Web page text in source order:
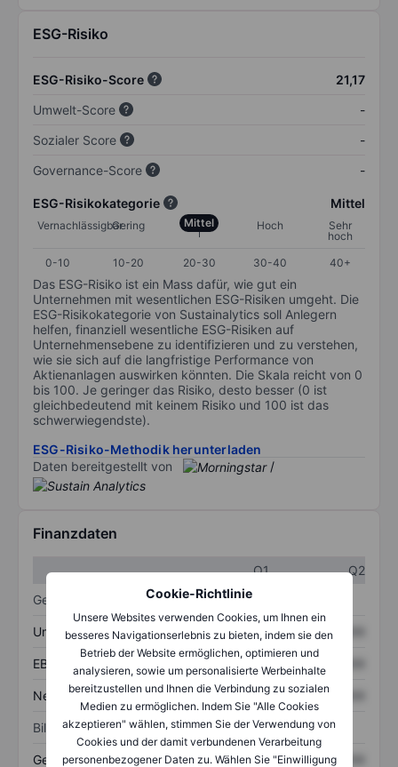
Cookie-Richtlinie
Unsere Websites verwenden Cookies, um Ihnen ein
besseres Navigationserlebnis zu bieten, indem sie den
Betrieb der Website ermöglichen, optimieren und
analysieren, sowie um personalisierte Werbeinhalte
bereitzustellen und Ihnen die Verbindung zu sozialen
Medien zu ermöglichen. Indem Sie "Alle Cookies
akzeptieren" wählen, stimmen Sie der Verwendung von
Cookies und der damit verbundenen Verarbeitung
personenbezogener Daten zu. Wählen Sie "Einwilligung
ESG-Risiko
ESG-Risiko-Score
21,17
Umwelt-Score
-
Sozialer Score
-
Governance-Score
-
ESG-Risikokategorie Mittel
VernachlässigbarGering Mittel Hoch
Sehr
hoch
0-10
10-20 20-30 30-40 40+
Das ESG-Risiko ist ein Mass dafür, wie gut ein
Unternehmen mit wesentlichen ESG-Risiken umgeht. Die
ESG-Risikokategorie von Sustainalytics soll Anlegern
helfen, finanziell wesentliche ESG-Risiken auf
Unternehmensebene zu identifizieren und zu verstehen,
wie sie sich auf die langfristige Performance von
Aktienanlagen auswirken könnten. Die Skala reicht von 0
bis 100. Je geringer das Risiko, desto besser (0 ist
gleichbedeutend mit keinem Risiko und 100 ist das
schwerwiegendste).
ESG-Risiko-Methodik herunterladen
Daten bereitgestellt von
/
Finanzdaten
Q1
Q2
Gewinn- und Verlustrechnung
Umsatz XXXXXXX XXXXXXX
EBITDA XXXXXXX XXXXXXX
Nettoeinkommen XXXXXXX XXXXXXX
Bilanz
Gesamtvermögen XXXXXXX XXXXXXX